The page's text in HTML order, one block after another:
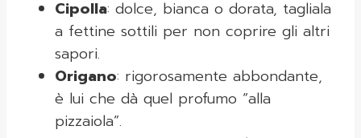
Cipolla: dolce, bianca o dorata, tagliala
a fettine sottili per non coprire gli altri
sapori.
Origano: rigorosamente abbondante,
è lui che dà quel profumo “alla
pizzaiola”.